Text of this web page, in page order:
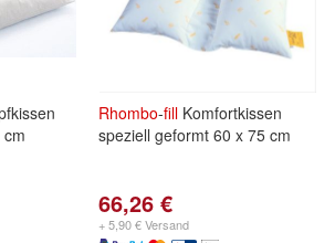
Rhombo-fill Komfortkissen
speziell geformt 60 x 75 cm
66,26 €
+ 5,90 € Versand